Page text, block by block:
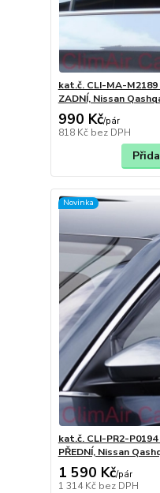
kat.č. CLI-MA-
ZADNÍ, Nissan
990 Kč/pár
818 Kč bez DPH
Novinka
kat.č. CLI-PR2-
PŘEDNÍ, Nissan
1 590 Kč/pár
1 314 Kč bez DPH